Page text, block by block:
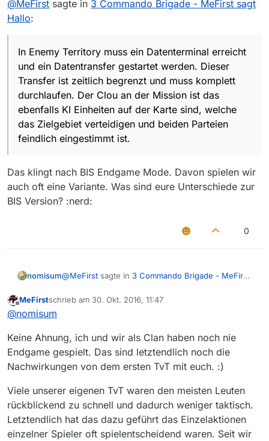
Territory muss ein Datenterminal erreicht und ein
Einheiten auf der Karte sind, welche das Zielgebiet
verteidigen und beiden Parteien feindlich
eingestimmt ist. Dadurch eröffnen entsprechend
neue Situationen die Raum für weitere Taktiken
Szenario nehmen.
Karte benutzt.
@MeFirst sagte in 3 Commando Brigade - MeFirst sagt
Hallo:
In Enemy Territory muss ein Datenterminal erreicht
und ein Datentransfer gestartet werden. Dieser
Transfer ist zeitlich begrenzt und muss komplett
durchlaufen. Der Clou an der Mission ist das
ebenfalls KI Einheiten auf der Karte sind, welche
das Zielgebiet verteidigen und beiden Parteien
feindlich eingestimmt ist.
Das klingt nach BIS Endgame Mode. Davon spielen wir
auch oft eine Variante. Was sind eure Unterschiede zur
BIS Version? :nerd:
0
nomisum@MeFirst sagte in 3 Commando Brigade - MeFirst
und muss komplett durchlaufen. Der Clou an
der Mission ist das ebenfalls KI Einheiten auf
der Karte sind, welche das Zielgebiet
eingestimmt ist.
wir auch oft eine Variante. Was sind eure
Unterschiede zur BIS Version? :nerd:
Offline
MeFirstschrieb am 30. Okt. 2016, 11:47
zuletzt editiert von
@nomisum
Keine Ahnung, ich und wir als Clan haben noch nie
Endgame gespielt. Das sind letztendlich noch die
Nachwirkungen von dem ersten TvT mit euch. :)
Viele unserer eigenen TvT waren den meisten Leuten
rückblickend zu schnell und dadurch weniger taktisch.
Letztendlich hat das dazu geführt das Einzelaktionen
einzelner Spieler oft spielentscheidend waren. Seit wir